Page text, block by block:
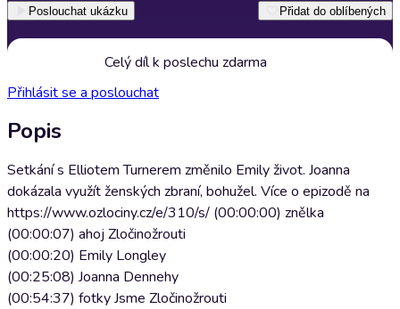
Poslouchat ukázku Přidat do oblíbených
Celý díl k poslechu zdarma
Přihlásit se a poslouchat
Popis
Setkání s Elliotem Turnerem změnilo Emily život. Joanna
dokázala využít ženských zbraní, bohužel. Více o epizodě na
https://www.ozlociny.cz/e/310/s/ (00:00:00) znělka
(00:00:07) ahoj Zločinožrouti
(00:00:20) Emily Longley
(00:25:08) Joanna Dennehy
(00:54:37) fotky Jsme Zločinožrouti